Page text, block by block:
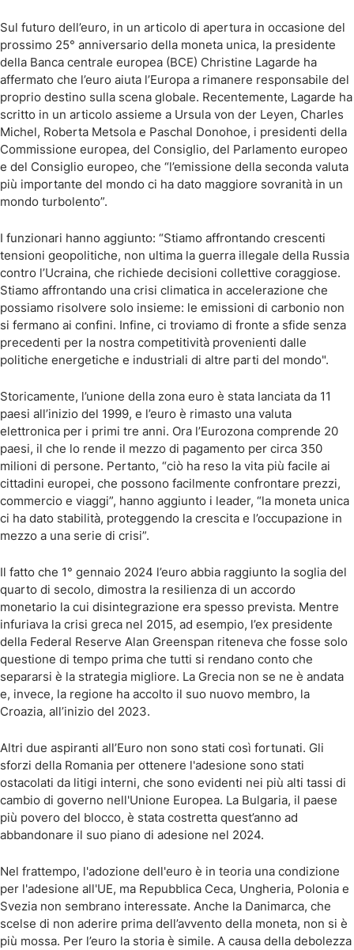
Sul futuro dell’euro, in un articolo di apertura in occasione del
prossimo 25° anniversario della moneta unica, la presidente
della Banca centrale europea (BCE) Christine Lagarde ha
affermato che l’euro aiuta l’Europa a rimanere responsabile del
proprio destino sulla scena globale. Recentemente, Lagarde ha
scritto in un articolo assieme a Ursula von der Leyen, Charles
Michel, Roberta Metsola e Paschal Donohoe, i presidenti della
Commissione europea, del Consiglio, del Parlamento europeo
e del Consiglio europeo, che “l’emissione della seconda valuta
più importante del mondo ci ha dato maggiore sovranità in un
mondo turbolento”.
I funzionari hanno aggiunto: “Stiamo affrontando crescenti
tensioni geopolitiche, non ultima la guerra illegale della Russia
contro l’Ucraina, che richiede decisioni collettive coraggiose.
Stiamo affrontando una crisi climatica in accelerazione che
possiamo risolvere solo insieme: le emissioni di carbonio non
si fermano ai confini. Infine, ci troviamo di fronte a sfide senza
precedenti per la nostra competitività provenienti dalle
politiche energetiche e industriali di altre parti del mondo".
Storicamente, l’unione della zona euro è stata lanciata da 11
paesi all’inizio del 1999, e l’euro è rimasto una valuta
elettronica per i primi tre anni. Ora l’Eurozona comprende 20
paesi, il che lo rende il mezzo di pagamento per circa 350
milioni di persone. Pertanto, “ciò ha reso la vita più facile ai
cittadini europei, che possono facilmente confrontare prezzi,
commercio e viaggi”, hanno aggiunto i leader, “la moneta unica
ci ha dato stabilità, proteggendo la crescita e l’occupazione in
mezzo a una serie di crisi”.
Il fatto che 1° gennaio 2024 l’euro abbia raggiunto la soglia del
quarto di secolo, dimostra la resilienza di un accordo
monetario la cui disintegrazione era spesso prevista. Mentre
infuriava la crisi greca nel 2015, ad esempio, l’ex presidente
della Federal Reserve Alan Greenspan riteneva che fosse solo
questione di tempo prima che tutti si rendano conto che
separarsi è la strategia migliore. La Grecia non se ne è andata
e, invece, la regione ha accolto il suo nuovo membro, la
Croazia, all’inizio del 2023.
Altri due aspiranti all’Euro non sono stati così fortunati. Gli
sforzi della Romania per ottenere l'adesione sono stati
ostacolati da litigi interni, che sono evidenti nei più alti tassi di
cambio di governo nell'Unione Europea. La Bulgaria, il paese
più povero del blocco, è stata costretta quest’anno ad
abbandonare il suo piano di adesione nel 2024.
Nel frattempo, l'adozione dell'euro è in teoria una condizione
per l'adesione all'UE, ma Repubblica Ceca, Ungheria, Polonia e
Svezia non sembrano interessate. Anche la Danimarca, che
scelse di non aderire prima dell’avvento della moneta, non si è
più mossa. Per l’euro la storia è simile. A causa della debolezza